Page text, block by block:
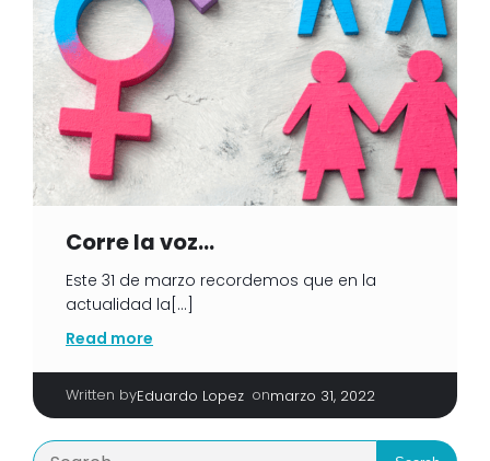
Corre la voz…
Este 31 de marzo recordemos que en la
actualidad la[…]
Read more
Written byEduardo Lopez onmarzo 31, 2022